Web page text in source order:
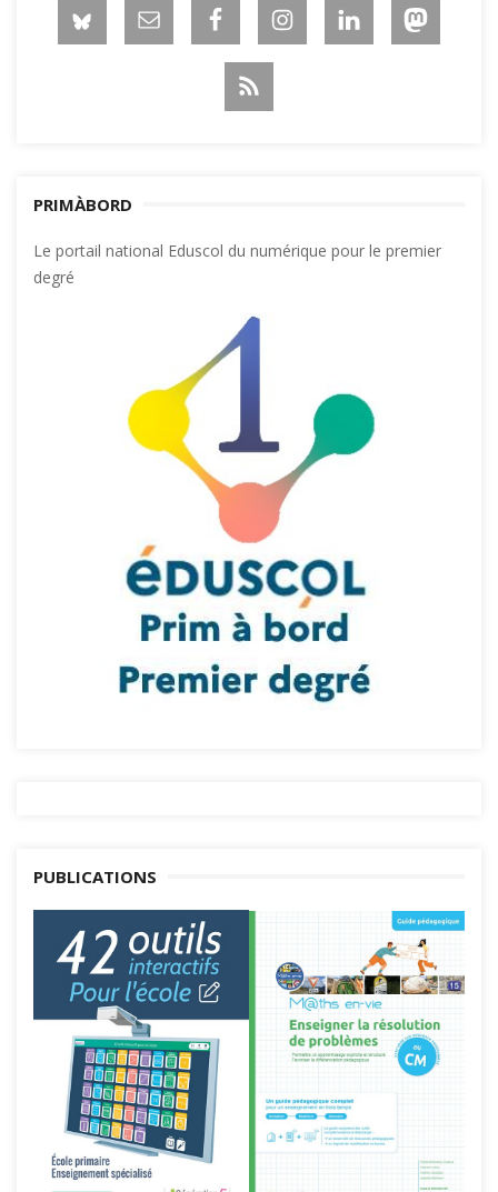
PRIMÀBORD
Le portail national Eduscol du numérique pour le premier
degré
PUBLICATIONS